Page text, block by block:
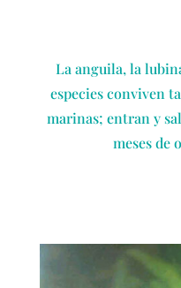
La anguila, la
especies conviven
marinas; entran y
meses de